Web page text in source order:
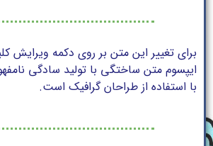
برای تغییر این متن بر روی دکمه ویرایش
ایپسوم متن ساختگی با تولید سادگی
با استفاده از طراحان گرافیک است.